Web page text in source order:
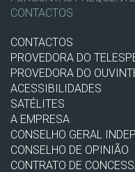
CONTACTOS
CONTACTOS
PROVEDORA DO
PROVEDORA DO
ACESSIBILIDADES
SATÉLITES
A EMPRESA
CONSELHO GERAL
CONSELHO DE OPINIÃO
CONTRATO DE